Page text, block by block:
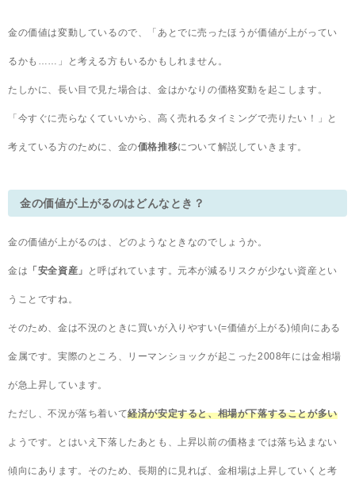
金の価値は変動しているので、「あとでに売ったほうが価値が上がってい
るかも……」と考える方もいるかもしれません。
たしかに、長い目で見た場合は、金はかなりの価格変動を起こします。
「今すぐに売らなくていいから、高く売れるタイミングで売りたい！」と
考えている方のために、金の価格推移について解説していきます。
金の価値が上がるのはどんなとき？
金の価値が上がるのは、どのようなときなのでしょうか。
金は 「安全資産」 と呼ばれています。元本が減るリスクが少ない資産とい
うことですね。
そのため、金は不況のときに買いが入りやすい(=価値が上がる)傾向にある
金属です。実際のところ、リーマンショックが起こった2008年には金相場
が急上昇しています。
ただし、不況が落ち着いて経済が安定すると、相場が下落することが多い
ようです。とはいえ下落したあとも、上昇以前の価格までは落ち込まない
傾向にあります。そのため、長期的に見れば、金相場は上昇していくと考